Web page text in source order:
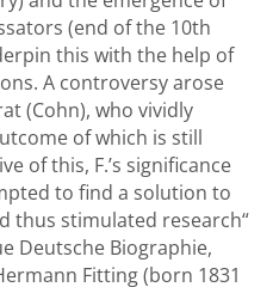
(end of the 10th
this with the help of
A controversy arose
(Cohn), who vividly
of which is still
of this, F.’s significance
to find a solution to
thus stimulated research“
Deutsche Biographie,
Fitting (born 1831